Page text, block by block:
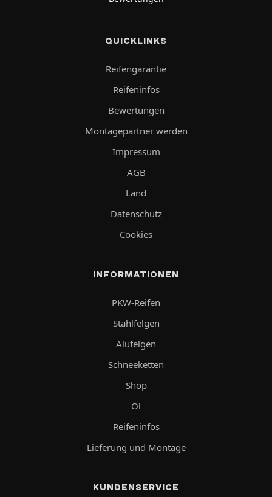
QUICKLINKS
Reifengarantie
Reifeninfos
Bewertungen
Montagepartner werden
Impressum
AGB
Land
Datenschutz
Cookies
INFORMATIONEN
PKW-Reifen
Stahlfelgen
Alufelgen
Schneeketten
Shop
Öl
Reifeninfos
Lieferung und Montage
KUNDENSERVICE